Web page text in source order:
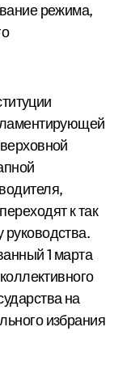
режима,
к так
1 марта
на
избрания